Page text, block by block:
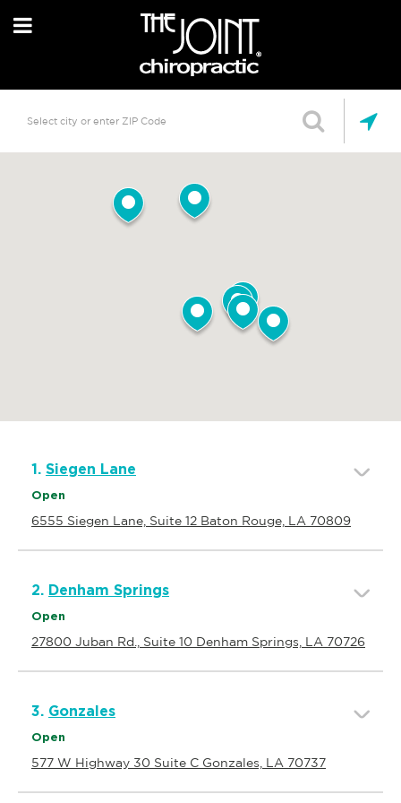
1. Siegen Lane
Open
6555 Siegen Lane, Suite 12 Baton Rouge, LA 70809
2. Denham Springs
Open
27800 Juban Rd., Suite 10 Denham Springs, LA 70726
3. Gonzales
Open
577 W Highway 30 Suite C Gonzales, LA 70737